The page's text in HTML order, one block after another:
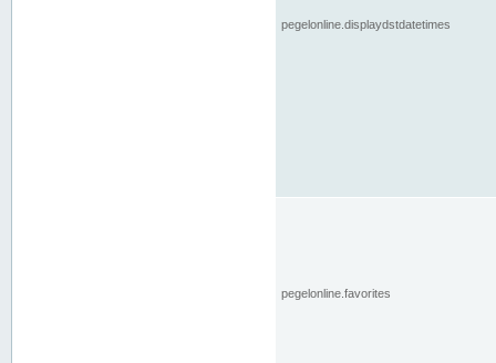
pegelonline.displaydstdatetimes
pegelonline.favorites